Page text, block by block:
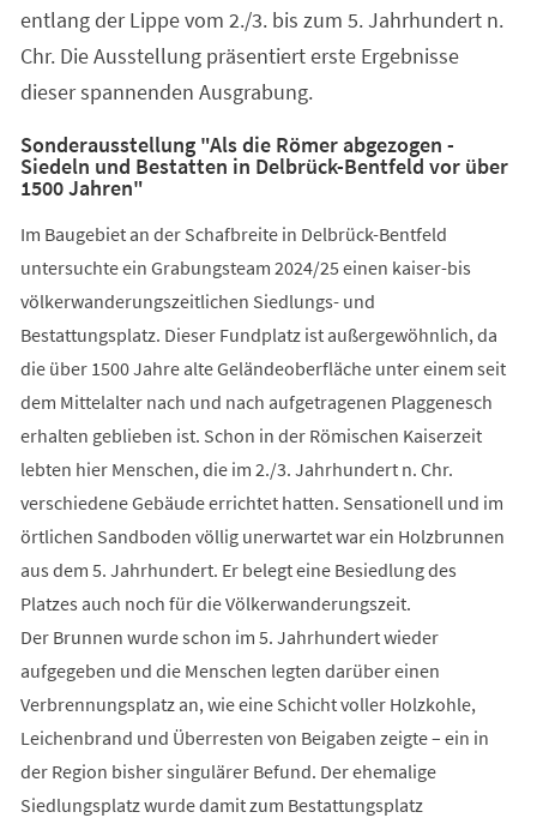
entlang der Lippe vom 2./3. bis zum 5. Jahrhundert n.
Chr. Die Ausstellung präsentiert erste Ergebnisse
dieser spannenden Ausgrabung.
Sonderausstellung "Als die Römer abgezogen -
Siedeln und Bestatten in Delbrück-Bentfeld vor über
1500 Jahren"
Im Baugebiet an der Schafbreite in Delbrück-Bentfeld
untersuchte ein Grabungsteam 2024/25 einen kaiser-bis
völkerwanderungszeitlichen Siedlungs- und
Bestattungsplatz. Dieser Fundplatz ist außergewöhnlich, da
die über 1500 Jahre alte Geländeoberfläche unter einem seit
dem Mittelalter nach und nach aufgetragenen Plaggenesch
erhalten geblieben ist. Schon in der Römischen Kaiserzeit
lebten hier Menschen, die im 2./3. Jahrhundert n. Chr.
verschiedene Gebäude errichtet hatten. Sensationell und im
örtlichen Sandboden völlig unerwartet war ein Holzbrunnen
aus dem 5. Jahrhundert. Er belegt eine Besiedlung des
Platzes auch noch für die Völkerwanderungszeit.
Der Brunnen wurde schon im 5. Jahrhundert wieder
aufgegeben und die Menschen legten darüber einen
Verbrennungsplatz an, wie eine Schicht voller Holzkohle,
Leichenbrand und Überresten von Beigaben zeigte – ein in
der Region bisher singulärer Befund. Der ehemalige
Siedlungsplatz wurde damit zum Bestattungsplatz